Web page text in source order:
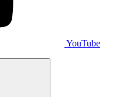
YouTube